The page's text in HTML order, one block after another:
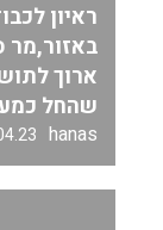
ראיון
באזור,מר
ארוך
שהחל
hanas